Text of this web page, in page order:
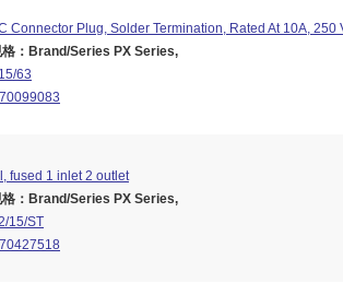
Connector Plug, Solder Termination, Rated At 10A, 250
：Brand/Series PX Series,
63
70099083
fused 1 inlet 2 outlet
：Brand/Series PX Series,
15/ST
70427518